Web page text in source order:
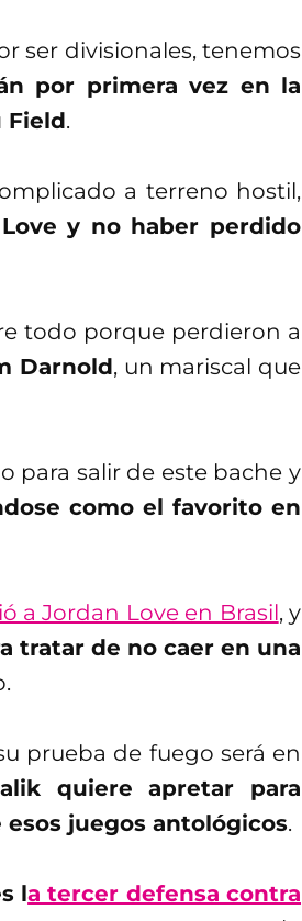
ser divisionales, tenemos
por primera vez en la
Field.
a terreno hostil,
y no haber perdido
todo porque perdieron a
Darnold, un mariscal que
para salir de este bache y
como el favorito en
a Jordan Love en Brasil, y
tratar de no caer en una
prueba de fuego será en
quiere apretar para
juegos antológicos.
la tercer defensa contra